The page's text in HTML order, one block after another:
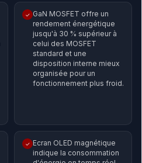
✓ GaN MOSFET offre un
rendement énergétique
jusqu'à 30 % supérieur à
celui des MOSFET
standard et une
disposition interne mieux
organisée pour un
fonctionnement plus froid.
✓ Ecran OLED magnétique
indique la consommation